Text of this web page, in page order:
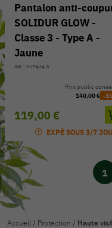
Pantalon anti-
SOLIDUR GLOW -
Classe 3 - Type A -
Jaune
Réf. : HVPA3A-S
119,00 €
Prix public
140,00 € -
EXPÉ SOUS 3/7
1
Accueil / Protection / Haute